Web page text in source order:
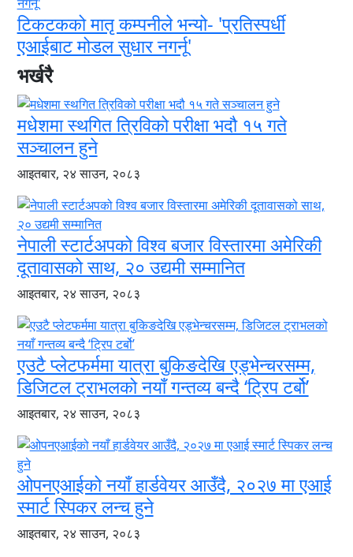
टिकटकको मातृ कम्पनीले भन्यो- 'प्रतिस्पर्धी
एआईबाट मोडल सुधार नगर्नू'
भर्खरै
मधेशमा स्थगित त्रिविको परीक्षा भदौ १५ गते
सञ्चालन हुने
आइतबार, २४ साउन, २०८३
नेपाली स्टार्टअपको विश्व बजार विस्तारमा अमेरिकी
दूतावासको साथ, २० उद्यमी सम्मानित
आइतबार, २४ साउन, २०८३
एउटै प्लेटफर्ममा यात्रा बुकिङदेखि एड्भेन्चरसम्म,
डिजिटल ट्राभलको नयाँ गन्तव्य बन्दै ‘ट्रिप टर्बो’
आइतबार, २४ साउन, २०८३
ओपनएआईको नयाँ हार्डवेयर आउँदै, २०२७ मा एआई
स्मार्ट स्पिकर लन्च हुने
आइतबार, २४ साउन, २०८३